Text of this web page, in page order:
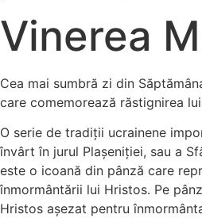
Vinerea
Cea mai sumbră zi din
care comemorează răstignirea
O serie de tradiții ucrainene
învârt în jurul Plașeniției, sau a
este o icoană din pânză care
înmormântării lui Hristos. Pe
Hristos așezat pentru